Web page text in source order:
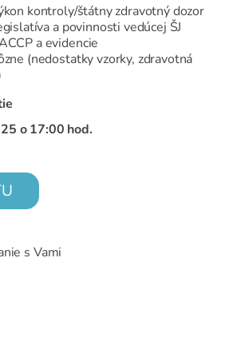
kontroly/štátny zdravotný dozor
a povinnosti vedúcej ŠJ
a evidencie
(nedostatky vzorky, zdravotná
o 17:00 hod.
s Vami